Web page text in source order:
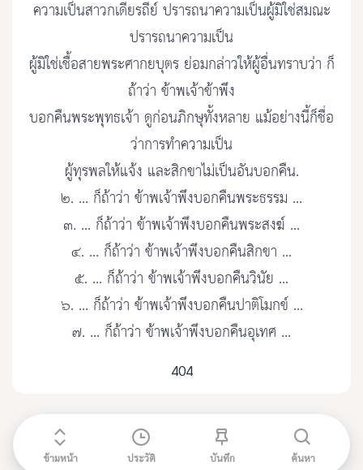
ความเป็นสาวกเดียรถีย์ ปรารถนาความเป็นผู้มิใช่สมณะ
ปรารถนาความเป็น
ผู้มิใช่เชื้อสายพระศากยบุตร ย่อมกล่าวให้ผู้อื่นทราบว่า ก็
ถ้าว่า ข้าพเจ้าข้าพึง
บอกคืนพระพุทธเจ้า ดูก่อนภิกษุทั้งหลาย แม้อย่างนี้ก็ชื่อ
ว่าการทำความเป็น
ผู้ทุรพลให้แจ้ง และสิกขาไม่เป็นอันบอกคืน.
๒. ... ก็ถ้าว่า ข้าพเจ้าพึงบอกคืนพระธรรม ...
๓. ... ก็ถ้าว่า ข้าพเจ้าพึงบอกคืนพระสงฆ์ ...
๔. ... ก็ถ้าว่า ข้าพเจ้าพึงบอกคืนสิกขา ...
๕. ... ก็ถ้าว่า ข้าพเจ้าพึงบอกคืนวินัย ...
๖. ... ก็ถ้าว่า ข้าพเจ้าพึงบอกคืนปาติโมกข์ ...
๗. ... ก็ถ้าว่า ข้าพเจ้าพึงบอกคืนอุเทศ ...
404
ข้ามหน้า ประวัติ บันทึก ค้นหา